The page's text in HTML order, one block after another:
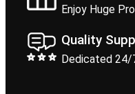
Enjoy Huge
Quality
Dedicated 24/